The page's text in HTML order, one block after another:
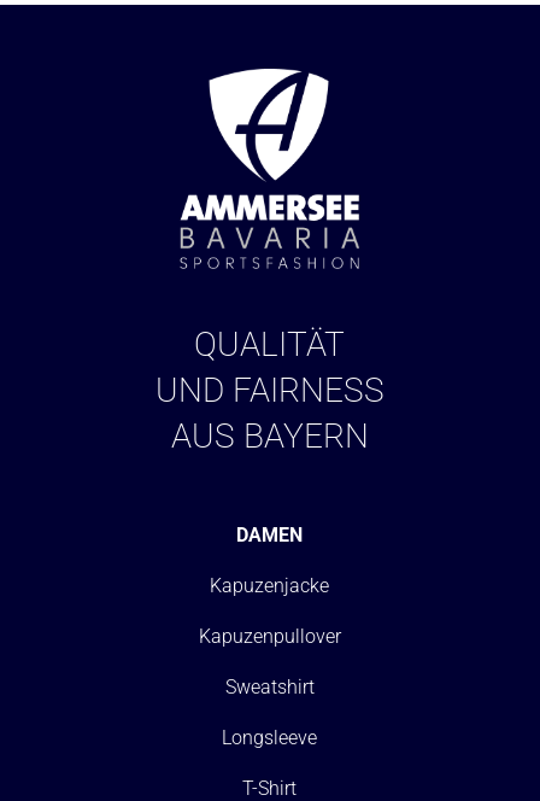
QUALITÄT
UND FAIRNESS
AUS BAYERN
DAMEN
Kapuzenjacke
Kapuzenpullover
Sweatshirt
Longsleeve
T-Shirt